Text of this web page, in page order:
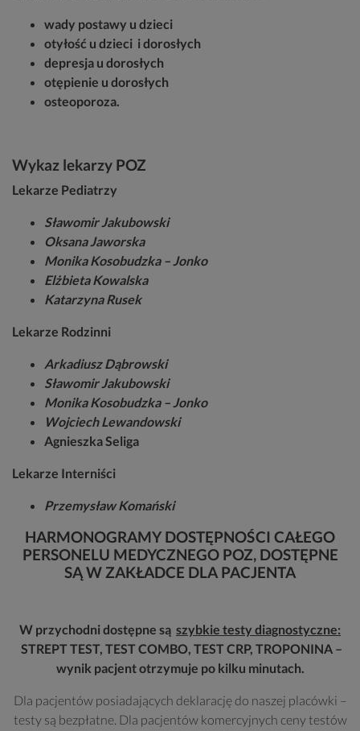
wady postawy u dzieci
otyłość u dzieci i dorosłych
depresja u dorosłych
otępienie u dorosłych
osteoporoza.
Wykaz lekarzy POZ
Lekarze Pediatrzy
Sławomir Jakubowski
Oksana Jaworska
Monika Kosobudzka – Jonko
Elżbieta Kowalska
Katarzyna Rusek
Lekarze Rodzinni
Arkadiusz Dąbrowski
Sławomir Jakubowski
Monika Kosobudzka – Jonko
Wojciech Lewandowski
Agnieszka Seliga
Lekarze Interniści
Przemysław Komański
HARMONOGRAMY DOSTĘPNOŚCI CAŁEGO
PERSONELU MEDYCZNEGO POZ, DOSTĘPNE
SĄ W ZAKŁADCE DLA PACJENTA
W przychodni dostępne są szybkie testy diagnostyczne:
STREPT TEST, TEST COMBO, TEST CRP, TROPONINA –
wynik pacjent otrzymuje po kilku minutach.
Dla pacjentów posiadających deklarację do naszej placówki –
testy są bezpłatne. Dla pacjentów komercyjnych ceny testów